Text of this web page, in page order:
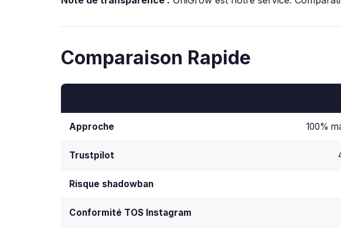
Comparaison Rapide
Approche 100%
Trustpilot
Risque shadowban
Conformité TOS Instagram